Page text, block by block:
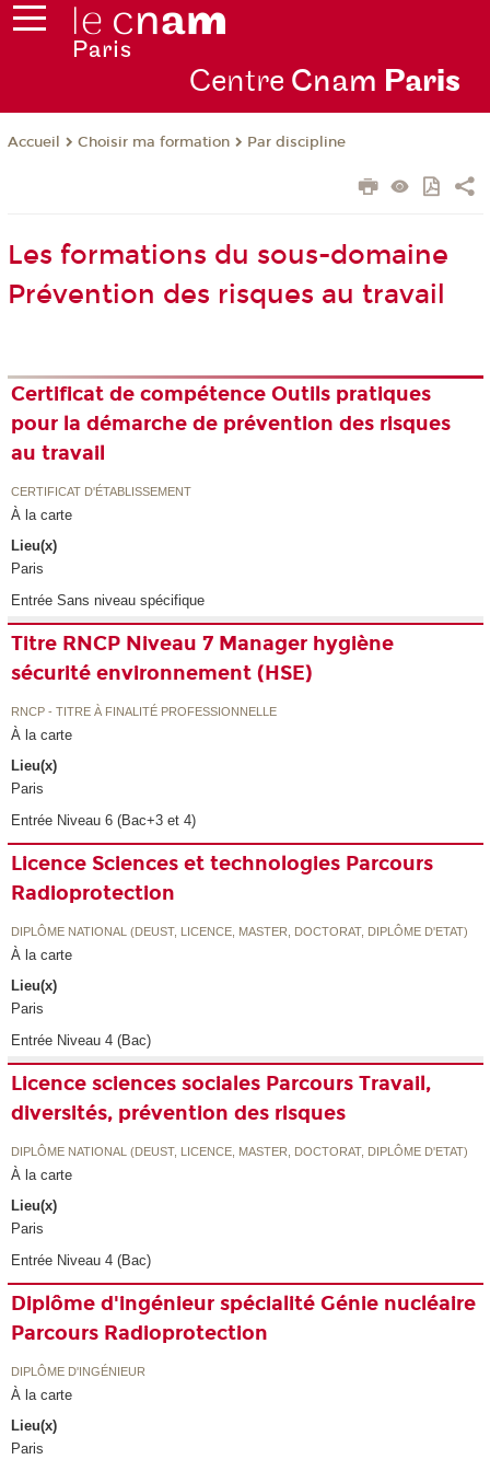
Centre Cnam Paris
Accueil Choisir ma formation Par discipline
Les formations du sous-domaine
Prévention des risques au travail
Certificat de compétence Outils pratiques
pour la démarche de prévention des risques
au travail
CERTIFICAT D'ÉTABLISSEMENT
À la carte
Lieu(x)
Paris
Entrée Sans niveau spécifique
Titre RNCP Niveau 7 Manager hygiène
sécurité environnement (HSE)
RNCP - TITRE À FINALITÉ PROFESSIONNELLE
À la carte
Lieu(x)
Paris
Entrée Niveau 6 (Bac+3 et 4)
Licence Sciences et technologies Parcours
Radioprotection
DIPLÔME NATIONAL (DEUST, LICENCE, MASTER, DOCTORAT, DIPLÔME D'ETAT)
À la carte
Lieu(x)
Paris
Entrée Niveau 4 (Bac)
Licence sciences sociales Parcours Travail,
diversités, prévention des risques
DIPLÔME NATIONAL (DEUST, LICENCE, MASTER, DOCTORAT, DIPLÔME D'ETAT)
À la carte
Lieu(x)
Paris
Entrée Niveau 4 (Bac)
Diplôme d'ingénieur spécialité Génie nucléaire
Parcours Radioprotection
DIPLÔME D'INGÉNIEUR
À la carte
Lieu(x)
Paris